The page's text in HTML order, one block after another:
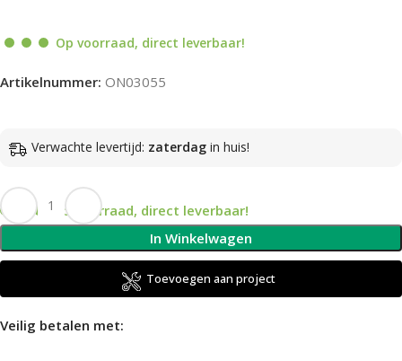
Op voorraad, direct leverbaar!
Artikelnummer: ON03055
Verwachte levertijd: zaterdag in huis!
Op voorraad, direct leverbaar!
In Winkelwagen
Toevoegen aan project
Veilig betalen met: